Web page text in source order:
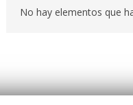
No hay elementos que